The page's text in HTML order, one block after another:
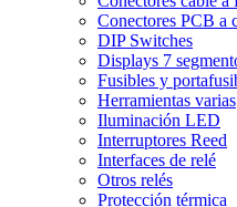
Conectores PCB a
DIP Switches
Displays 7
Fusibles y
Herramientas varias
Iluminación LED
Interruptores Reed
Interfaces de relé
Otros relés
Protección térmica